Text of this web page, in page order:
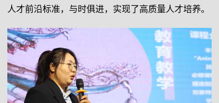
人才前沿标准，与时俱进，实现了高质量人才培养。